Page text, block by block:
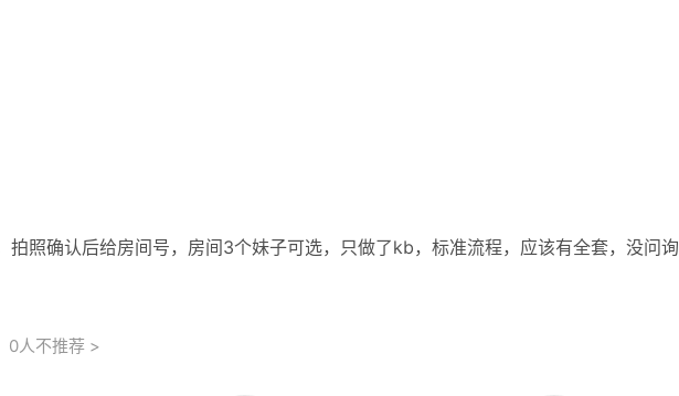
拍照确认后给房间号，房间3个妹子可选，只做了kb，标准流程，应该有全套，没问询
0人不推荐 >